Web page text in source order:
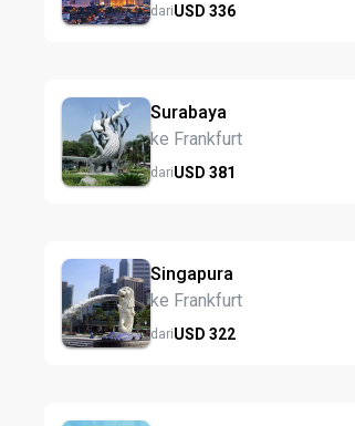
dariUSD 336
Surabaya
ke Frankfurt
dariUSD 381
Singapura
ke Frankfurt
dariUSD 322